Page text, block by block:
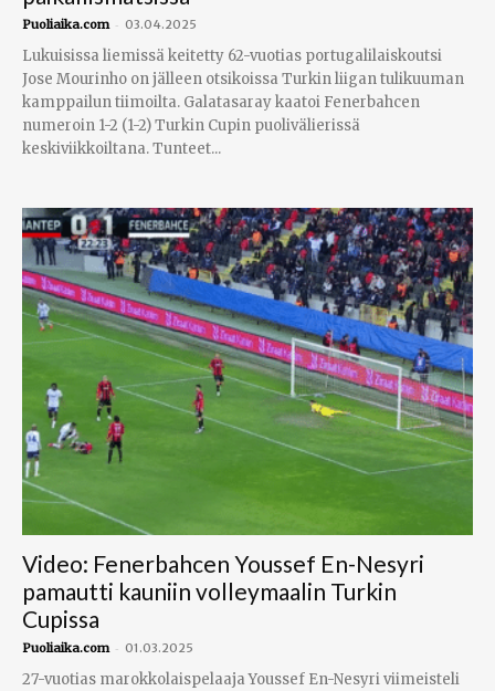
Puoliaika.com - 03.04.2025
Lukuisissa liemissä keitetty 62-vuotias portugalilaiskoutsi
Jose Mourinho on jälleen otsikoissa Turkin liigan tulikuuman
kamppailun tiimoilta. Galatasaray kaatoi Fenerbahcen
numeroin 1-2 (1-2) Turkin Cupin puolivälierissä
keskiviikkoiltana. Tunteet...
Video: Fenerbahcen Youssef En-Nesyri
pamautti kauniin volleymaalin Turkin
Cupissa
Puoliaika.com - 01.03.2025
27-vuotias marokkolaispelaaja Youssef En-Nesyri viimeisteli